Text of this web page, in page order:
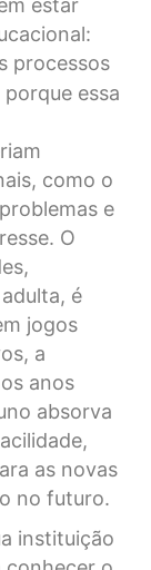
estar
processos
essa
como o
e
O
é
jogos
a
anos
absorva
as novas
no futuro.
instituição